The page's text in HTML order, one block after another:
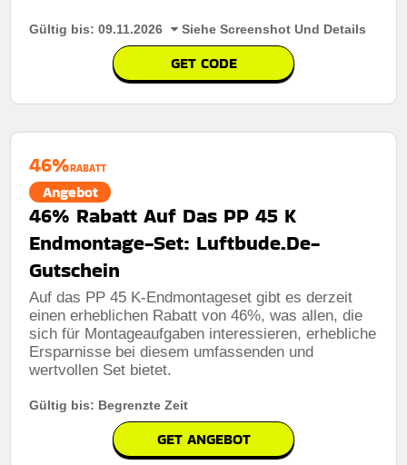
Gültig bis: 09.11.2026 Siehe Screenshot Und Details
GET CODE
Rabatt: 3% Rabatt Auf Das Gesamte Sortiment
Mindestkaufbetrag:Keine Mindestausgaben
Art des Angebots:Zeitlich begrenztes angebot
Kumulierbar:Nicht mit anderen Aktionen kombinierbar
46%RABATT
Angebot
46% Rabatt Auf Das PP 45 K
Endmontage-Set: Luftbude.De-
Gutschein
Auf das PP 45 K-Endmontageset gibt es derzeit
einen erheblichen Rabatt von 46%, was allen, die
sich für Montageaufgaben interessieren, erhebliche
Ersparnisse bei diesem umfassenden und
wertvollen Set bietet.
Gültig bis: Begrenzte Zeit
GET ANGEBOT